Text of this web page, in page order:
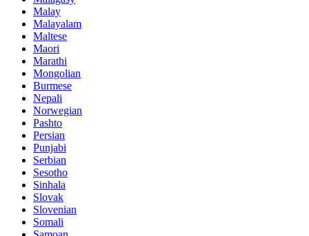
Malay
Malayalam
Maltese
Maori
Marathi
Mongolian
Burmese
Nepali
Norwegian
Pashto
Persian
Punjabi
Serbian
Sesotho
Sinhala
Slovak
Slovenian
Somali